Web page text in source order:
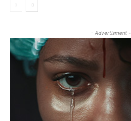
- Advertisment -